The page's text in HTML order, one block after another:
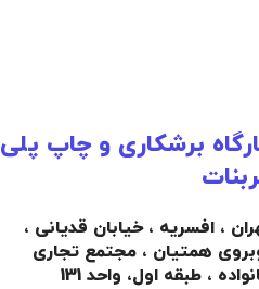
برشکاری و چاپ پلی
، افسریه ، خیابان قدیانی ،
همتیان ، مجتمع تجاری
،طبقه اول، واحد 131